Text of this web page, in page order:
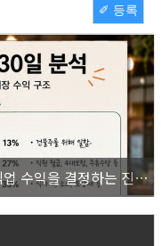
✐ 등록
재료비가 아니라 구조가 문제다... 외식업 수익을 결정하는 진짜 숫자의 비밀